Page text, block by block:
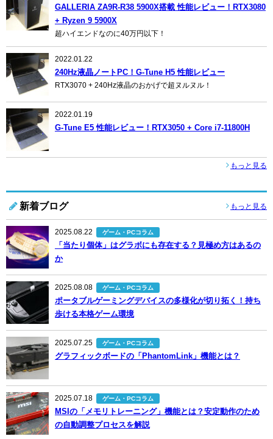
GALLERIA ZA9R-R38 5900X搭載 性能レビュー！RTX3080
+ Ryzen 9 5900X
超ハイエンドなのに40万円以下！
2022.01.22
240Hz液晶ノートPC！G-Tune H5 性能レビュー
RTX3070 + 240Hz液晶のおかげで超ヌルヌル！
2022.01.19
G-Tune E5 性能レビュー！RTX3050 + Core i7-11800H
もっと見る
新着ブログ もっと見る
2025.08.22 ゲーム・PCコラム
「当たり個体」はグラボにも存在する？見極め方はあるの
か
2025.08.08 ゲーム・PCコラム
ポータブルゲーミングデバイスの多様化が切り拓く！持ち
歩ける本格ゲーム環境
2025.07.25 ゲーム・PCコラム
グラフィックボードの「PhantomLink」機能とは？
2025.07.18 ゲーム・PCコラム
MSIの「メモリトレーニング」機能とは？安定動作のため
の自動調整プロセスを解説